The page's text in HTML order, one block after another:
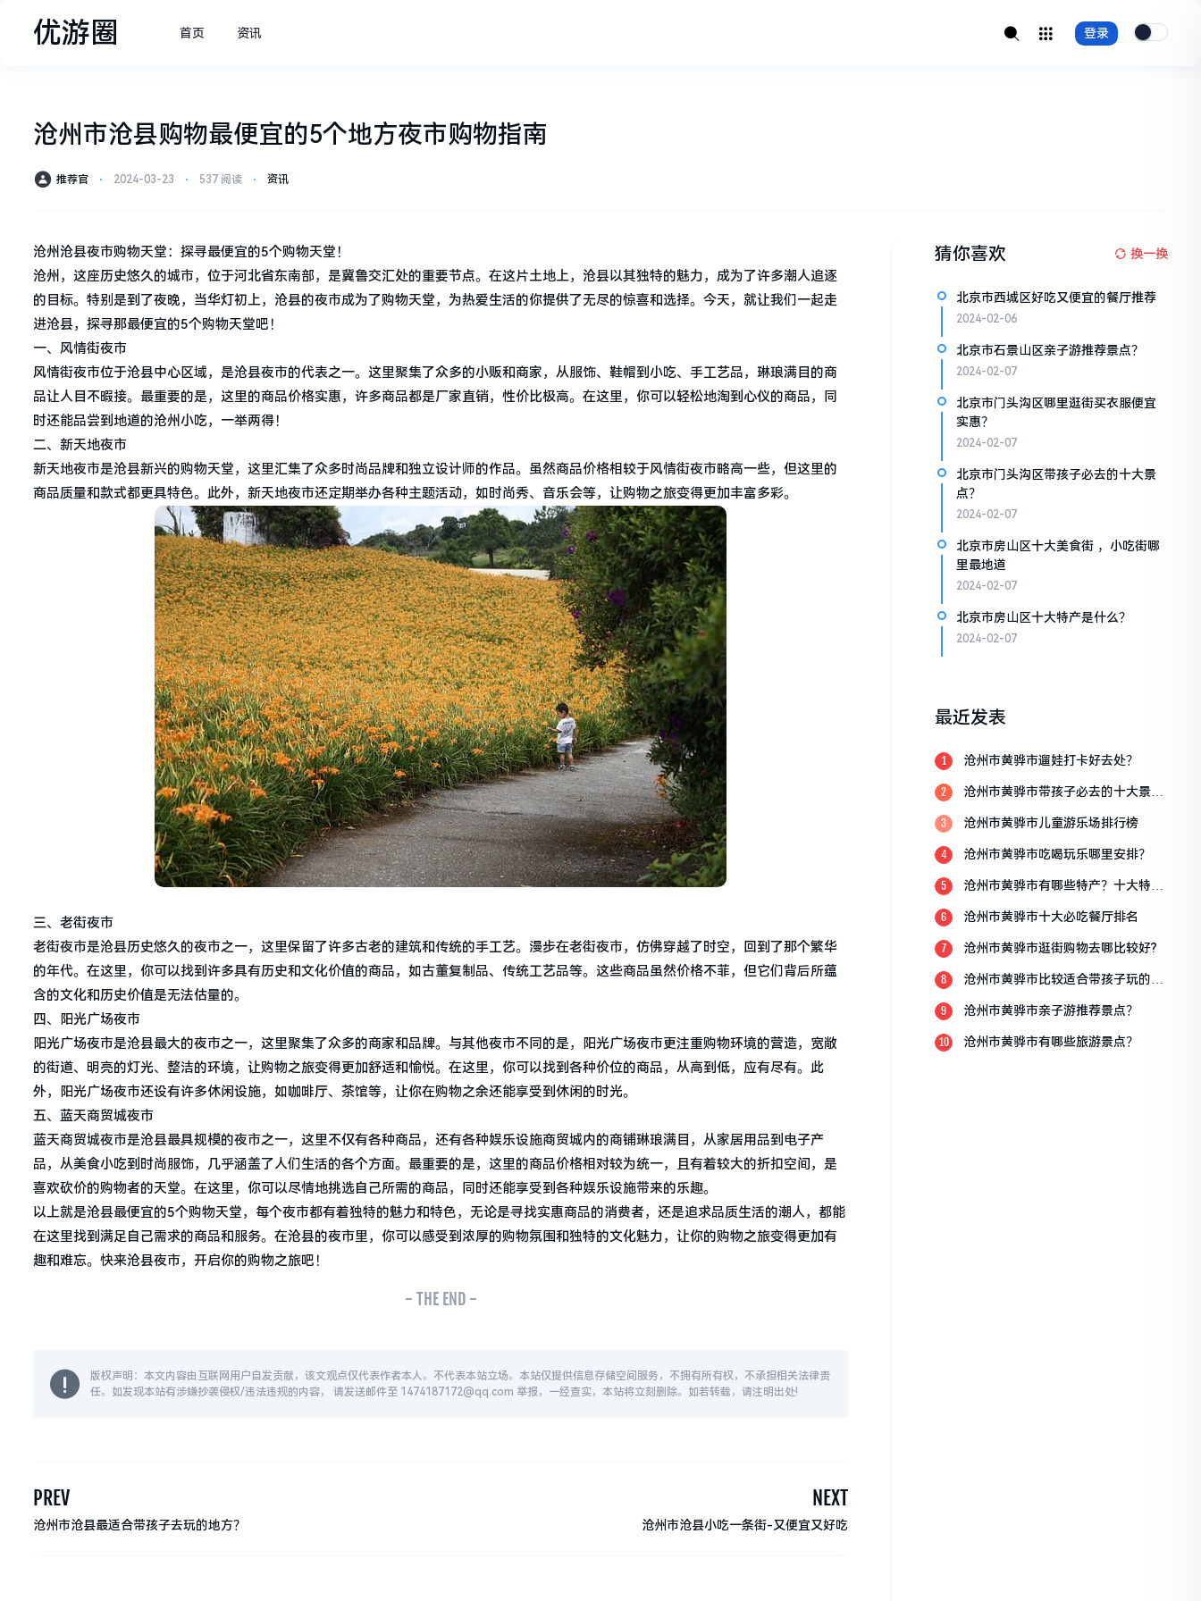
优游圈 首页 资讯 登录
沧州市沧县购物最便宜的5个地方夜市购物指南
推荐官 ⋅ 2024-03-23 ⋅ 537 阅读 ⋅ 资讯
沧州沧县夜市购物天堂：探寻最便宜的5个购物天堂！
沧州，这座历史悠久的城市，位于河北省东南部，是冀鲁交汇处的重要节点。在这片土地上，沧县以其独特的魅力，成为了许多潮人追逐
的目标。特别是到了夜晚，当华灯初上，沧县的夜市成为了购物天堂，为热爱生活的你提供了无尽的惊喜和选择。今天，就让我们一起走
进沧县，探寻那最便宜的5个购物天堂吧！
一、风情街夜市
风情街夜市位于沧县中心区域，是沧县夜市的代表之一。这里聚集了众多的小贩和商家，从服饰、鞋帽到小吃、手工艺品，琳琅满目的商
品让人目不暇接。最重要的是，这里的商品价格实惠，许多商品都是厂家直销，性价比极高。在这里，你可以轻松地淘到心仪的商品，同
时还能品尝到地道的沧州小吃，一举两得！
二、新天地夜市
新天地夜市是沧县新兴的购物天堂，这里汇集了众多时尚品牌和独立设计师的作品。虽然商品价格相较于风情街夜市略高一些，但这里的
商品质量和款式都更具特色。此外，新天地夜市还定期举办各种主题活动，如时尚秀、音乐会等，让购物之旅变得更加丰富多彩。
三、老街夜市
老街夜市是沧县历史悠久的夜市之一，这里保留了许多古老的建筑和传统的手工艺。漫步在老街夜市，仿佛穿越了时空，回到了那个繁华
的年代。在这里，你可以找到许多具有历史和文化价值的商品，如古董复制品、传统工艺品等。这些商品虽然价格不菲，但它们背后所蕴
含的文化和历史价值是无法估量的。
四、阳光广场夜市
阳光广场夜市是沧县最大的夜市之一，这里聚集了众多的商家和品牌。与其他夜市不同的是，阳光广场夜市更注重购物环境的营造，宽敞
的街道、明亮的灯光、整洁的环境，让购物之旅变得更加舒适和愉悦。在这里，你可以找到各种价位的商品，从高到低，应有尽有。此
外，阳光广场夜市还设有许多休闲设施，如咖啡厅、茶馆等，让你在购物之余还能享受到休闲的时光。
五、蓝天商贸城夜市
蓝天商贸城夜市是沧县最具规模的夜市之一，这里不仅有各种商品，还有各种娱乐设施商贸城内的商铺琳琅满目，从家居用品到电子产
品，从美食小吃到时尚服饰，几乎涵盖了人们生活的各个方面。最重要的是，这里的商品价格相对较为统一，且有着较大的折扣空间，是
喜欢砍价的购物者的天堂。在这里，你可以尽情地挑选自己所需的商品，同时还能享受到各种娱乐设施带来的乐趣。
以上就是沧县最便宜的5个购物天堂，每个夜市都有着独特的魅力和特色，无论是寻找实惠商品的消费者，还是追求品质生活的潮人，都能
在这里找到满足自己需求的商品和服务。在沧县的夜市里，你可以感受到浓厚的购物氛围和独特的文化魅力，让你的购物之旅变得更加有
趣和难忘。快来沧县夜市，开启你的购物之旅吧！
- THE END -
版权声明：本文内容由互联网用户自发贡献，该文观点仅代表作者本人。不代表本站立场。本站仅提供信息存储空间服务，不拥有所有权，不承担相关法律责
任。如发现本站有涉嫌抄袭侵权/违法违规的内容， 请发送邮件至 1474187172@qq.com 举报，一经查实，本站将立刻删除。如若转载，请注明出处!
PREV
沧州市沧县最适合带孩子去玩的地方？
NEXT
沧州市沧县小吃一条街-又便宜又好吃
猜你喜欢 换一换
北京市西城区好吃又便宜的餐厅推荐
2024-02-06
北京市石景山区亲子游推荐景点？
2024-02-07
北京市门头沟区哪里逛街买衣服便宜
实惠？
2024-02-07
北京市门头沟区带孩子必去的十大景
点？
2024-02-07
北京市房山区十大美食街 ，小吃街哪
里最地道
2024-02-07
北京市房山区十大特产是什么？
2024-02-07
最近发表
1 沧州市黄骅市遛娃打卡好去处？
2
沧州市黄骅市带孩子必去的十大景
3 沧州市黄骅市儿童游乐场排行榜
4 沧州市黄骅市吃喝玩乐哪里安排？
5
沧州市黄骅市有哪些特产？十大特产
6 沧州市黄骅市十大必吃餐厅排名
7 沧州市黄骅市逛街购物去哪比较好?
8
沧州市黄骅市比较适合带孩子玩的地
9 沧州市黄骅市亲子游推荐景点？
10 沧州市黄骅市有哪些旅游景点？